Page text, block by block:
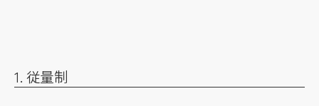
1. 従量制